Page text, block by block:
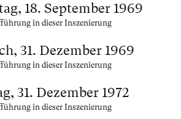
18. September 1969
in dieser Inszenierung
31. Dezember 1969
in dieser Inszenierung
31. Dezember 1972
in dieser Inszenierung